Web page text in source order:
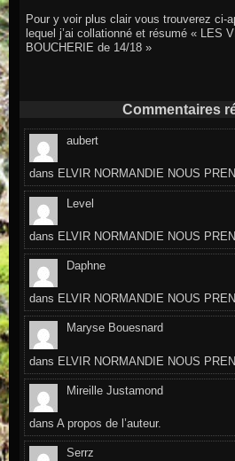
Pour y voir plus clair vous trouverez ci-
lequel j’ai collationné et résumé « LES
BOUCHERIE de 14/18 »
Commentaires
aubert
dans ELVIR NORMANDIE NOUS
Level
dans ELVIR NORMANDIE NOUS
Daphne
dans ELVIR NORMANDIE NOUS
Maryse Bouesnard
dans ELVIR NORMANDIE NOUS
Mireille Justamond
dansA propos de l’auteur.
Serrz